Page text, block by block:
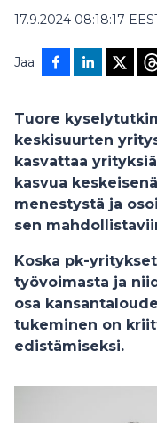
17.9.2024 08:18:17
Jaa
Tuore
keskisuurten
kasvattaa
kasvua
menestystä ja
sen
Koska pk-
työvoimasta ja
osa
tukeminen on
edistämiseksi.